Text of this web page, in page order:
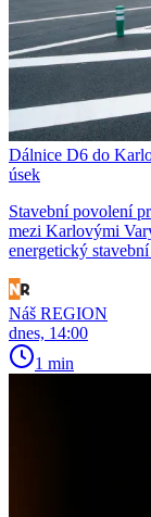
Dálnice D6 do
úsek
Stavební povolení
mezi Karlovými
energetický
Náš REGION
dnes, 14:00
1 min